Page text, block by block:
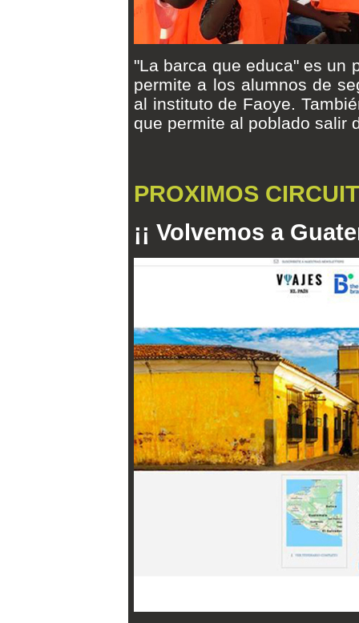
"La barca que educa" es un
permite a los alumnos de
al instituto de Faoye.
que permite al poblado salir
PROXIMOS
¡¡ Volvemos a